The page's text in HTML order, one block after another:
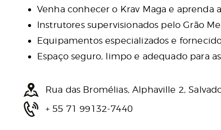
Venha conhecer o Krav Maga e
Instrutores supervisionados pelo Grão
Equipamentos especializados e
Espaço seguro, limpo e adequado para
Rua das Bromélias, Alphaville 2,
+ 55 71 99132-7440